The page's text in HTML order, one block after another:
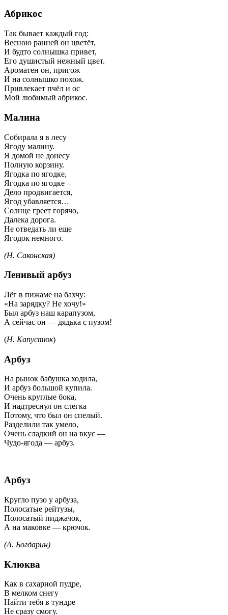
Абрикос
Так бывает каждый год:
Весною ранней он цветёт,
И будто солнышка привет,
Его душистый нежный цвет.
Ароматен он, пригож
И на солнышко похож.
Привлекает пчёл и ос
Мой любимый абрикос.
Малина
Собирала я в лесу
Ягоду малину.
Я домой не донесу
Полную корзину.
Ягодка по ягодке,
Ягодка по ягодке –
Дело продвигается,
Ягод убавляется…
Солнце греет горячо,
Далека дорога.
Не отведать ли еще
Ягодок немного.
(Н. Саконская)
Ленивый арбуз
Лёг в пижаме на бахчу:
«На зарядку? Не хочу!»
Был арбуз наш карапузом,
А сейчас он — дядька с пузом!
(Н. Капустюк)
Арбуз
На рынок бабушка ходила,
И арбуз большой купила.
Очень круглые бока,
И надтреснул он слегка
Потому, что был он спелый.
Разделили так умело,
Очень сладкий он на вкус —
Чудо-ягода — арбуз.
Арбуз
Кругло пузо у арбуза,
Полосатые рейтузы,
Полосатый пиджачок,
А на маковке — крючок.
(А. Богдарин)
Клюква
Как в сахарной пудре,
В мелком снегу
Найти тебя в тундре
Не сразу смогу.